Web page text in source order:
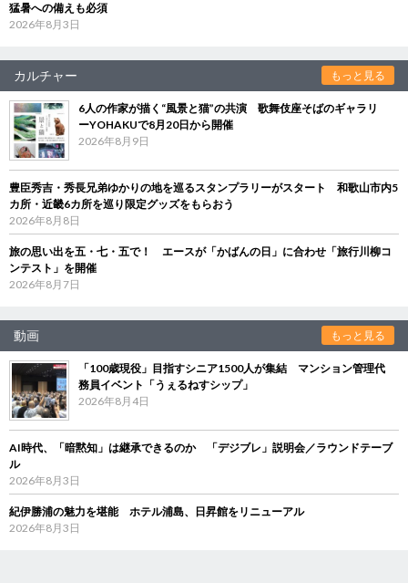
猛暑への備えも必須
2026年8月3日
カルチャー もっと見る
6人の作家が描く“風景と猫”の共演 歌舞伎座そばのギャラリ
ーYOHAKUで8月20日から開催
2026年8月9日
豊臣秀吉・秀長兄弟ゆかりの地を巡るスタンプラリーがスタート 和歌山市内5
カ所・近畿6カ所を巡り限定グッズをもらおう
2026年8月8日
旅の思い出を五・七・五で！ エースが「かばんの日」に合わせ「旅行川柳コ
ンテスト」を開催
2026年8月7日
動画 もっと見る
「100歳現役」目指すシニア1500人が集結 マンション管理代
務員イベント「うぇるねすシップ」
2026年8月4日
AI時代、「暗黙知」は継承できるのか 「デジブレ」説明会／ラウンドテーブ
ル
2026年8月3日
紀伊勝浦の魅力を堪能 ホテル浦島、日昇館をリニューアル
2026年8月3日